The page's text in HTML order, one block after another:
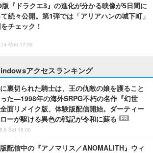
『ドラクエ3』の進化が分かる映像が5日間に
続々公開。第1弾では「アリアハンの城下町」
チェック！
Mon 17:39
アクセスランキング
裏切られた騎士は、王の仇敵の娘を護ること
た―1998年の海外SRPG不朽の名作『幻世
面リメイク版、体験版配信開始。ダーティー
ーが駆ける異色の戦記が令和に蘇る
PR
Sat 18:00
配信中の『アノマリス／ANOMALITH』ウィ